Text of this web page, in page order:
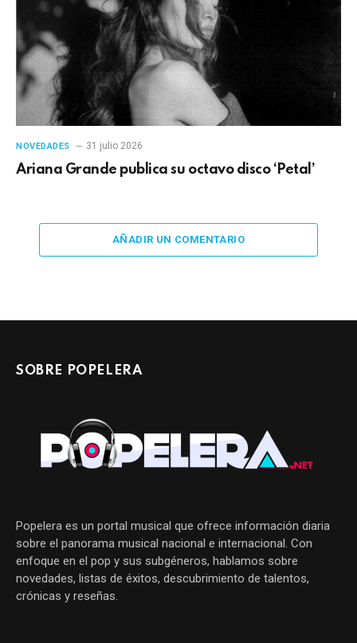
NOVEDADES 31 julio 2026
Ariana Grande publica su octavo disco ‘Petal’
AÑADIR UN COMENTARIO
SOBRE POPELERA
Popelera es un portal musical que ofrece información diaria
sobre el panorama musical nacional e internacional. Con
enfoque en el pop y sus subgéneros, hablamos sobre
novedades, listas de éxitos, descubrimiento de talentos,
crónicas y reseñas.